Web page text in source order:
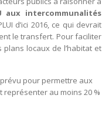
intercommunalités
d’ici 2016, ce qui devrait
le transfert. Pour faciliter
locaux de l’habitat et
pour permettre aux
au moins 20 %